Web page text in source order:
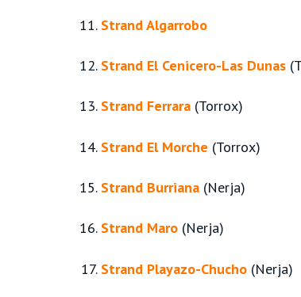
Strand Algarrobo
Strand El Cenicero-Las Dunas
Strand Ferrara (Torrox)
Strand El Morche (Torrox)
Strand Burriana (Nerja)
Strand Maro (Nerja)
Strand Playazo-Chucho (Nerja)